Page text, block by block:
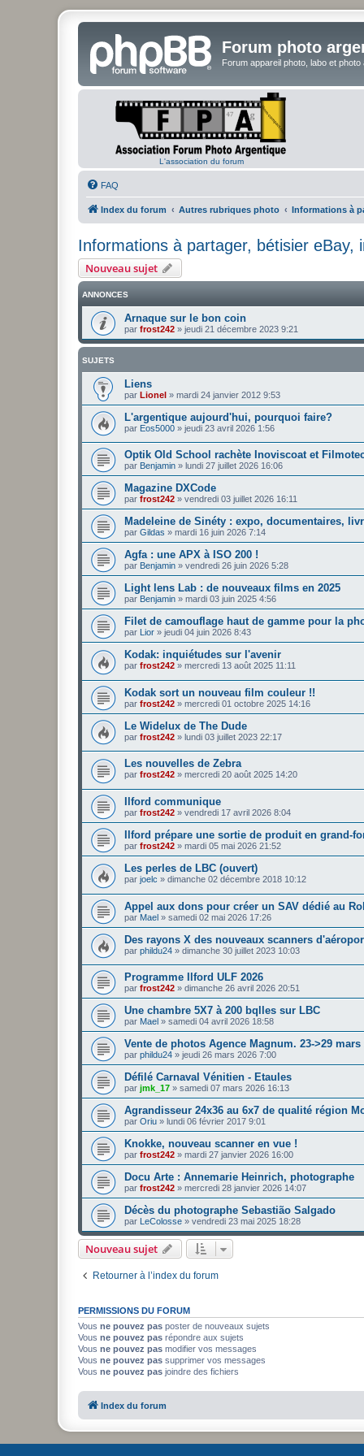
Forum photo
Forum appareil photo, labo et photo
L'association du forum
FAQ
Index du forum Autres rubriques photo Informations à
Informations à partager, bétisier eBay,
Nouveau sujet
ANNONCES
Arnaque sur le bon coin
par frost242 » jeudi 21 décembre 2023 9:21
SUJETS
Liens
par Lionel » mardi 24 janvier 2012 9:53
L'argentique aujourd'hui, pourquoi faire?
par Eos5000 » jeudi 23 avril 2026 1:56
Optik Old School rachète Inoviscoat et
par Benjamin » lundi 27 juillet 2026 16:06
Magazine DXCode
par frost242 » vendredi 03 juillet 2026 16:11
Madeleine de Sinéty : expo, documentaires,
par Gildas » mardi 16 juin 2026 7:14
Agfa : une APX à ISO 200 !
par Benjamin » vendredi 26 juin 2026 5:28
Light lens Lab : de nouveaux films en 2025
par Benjamin » mardi 03 juin 2025 4:56
Filet de camouflage haut de gamme pour la
par Lior » jeudi 04 juin 2026 8:43
Kodak: inquiétudes sur l'avenir
par frost242 » mercredi 13 août 2025 11:11
Kodak sort un nouveau film couleur !!
par frost242 » mercredi 01 octobre 2025 14:16
Le Widelux de The Dude
par frost242 » lundi 03 juillet 2023 22:17
Les nouvelles de Zebra
par frost242 » mercredi 20 août 2025 14:20
Ilford communique
par frost242 » vendredi 17 avril 2026 8:04
Ilford prépare une sortie de produit en grand-
par frost242 » mardi 05 mai 2026 21:52
Les perles de LBC (ouvert)
par joelc » dimanche 02 décembre 2018 10:12
Appel aux dons pour créer un SAV dédié au
par Mael » samedi 02 mai 2026 17:26
Des rayons X des nouveaux scanners
par phildu24 » dimanche 30 juillet 2023 10:03
Programme Ilford ULF 2026
par frost242 » dimanche 26 avril 2026 20:51
Une chambre 5X7 à 200 bqlles sur LBC
par Mael » samedi 04 avril 2026 18:58
Vente de photos Agence Magnum. 23->29 mars
par phildu24 » jeudi 26 mars 2026 7:00
Défilé Carnaval Vénitien - Etaules
par jmk_17 » samedi 07 mars 2026 16:13
Agrandisseur 24x36 au 6x7 de qualité région
par Oriu » lundi 06 février 2017 9:01
Knokke, nouveau scanner en vue !
par frost242 » mardi 27 janvier 2026 16:00
Docu Arte : Annemarie Heinrich, photographe
par frost242 » mercredi 28 janvier 2026 14:07
Décès du photographe Sebastião Salgado
par LeColosse » vendredi 23 mai 2025 18:28
Nouveau sujet
Retourner à l’index du forum
PERMISSIONS DU FORUM
Vous ne pouvez pas poster de nouveaux sujets
Vous ne pouvez pas répondre aux sujets
Vous ne pouvez pas modifier vos messages
Vous ne pouvez pas supprimer vos messages
Vous ne pouvez pas joindre des fichiers
Index du forum